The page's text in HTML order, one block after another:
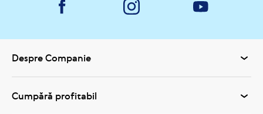
Despre Companie
Cumpără profitabil